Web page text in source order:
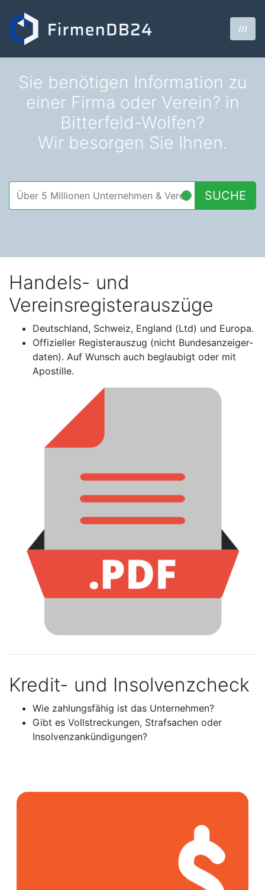
///
Sie benötigen Information zu
einer Firma oder Verein? in
Bitterfeld-Wolfen?
Wir besorgen Sie Ihnen.
SUCHE
Handels- und
Vereinsregisterauszüge
Deutschland, Schweiz, England (Ltd) und Europa.
Offizieller Registerauszug (nicht Bundesanzeiger-
daten). Auf Wunsch auch beglaubigt oder mit
Apostille.
Kredit- und Insolvenzcheck
Wie zahlungsfähig ist das Unternehmen?
Gibt es Vollstreckungen, Strafsachen oder
Insolvenzankündigungen?